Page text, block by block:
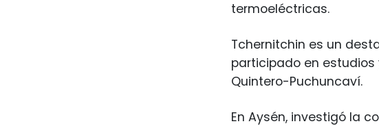
termoeléctricas.
Tchernitchin es un
participado en
Quintero-Puchuncaví.
En Aysén, investigó la